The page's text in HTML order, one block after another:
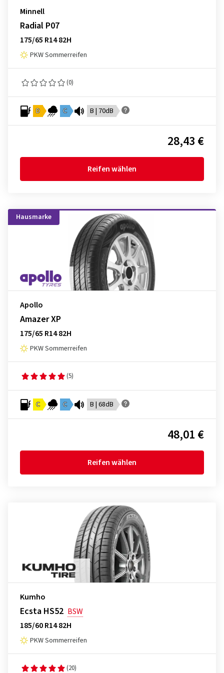
Minnell
Radial P07
175/65 R14 82H
PKW Sommerreifen
(0)
D C B | 70dB
28,43 €
Reifen wählen
Hausmarke
Apollo
Amazer XP
175/65 R14 82H
PKW Sommerreifen
(5)
C C B | 68dB
48,01 €
Reifen wählen
Kumho
Ecsta HS52 BSW
185/60 R14 82H
PKW Sommerreifen
(20)